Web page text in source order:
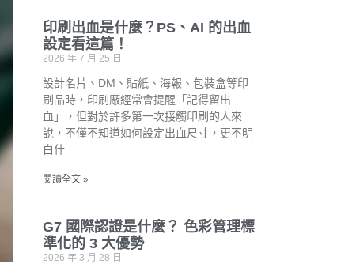
印刷出血是什麼？PS、AI 的出血
設定看這篇！
2026 年 7 月 25 日
設計名片、DM、貼紙、海報、包裝盒等印
刷品時，印刷廠經常會提醒「記得留出
血」，但對於許多第一次接觸印刷的人來
說，不僅不知道如何設定出血尺寸，更不明
白什
閱讀全文 »
G7 國際認證是什麼？ 色彩管理標
準化的 3 大優勢
2026 年 3 月 28 日